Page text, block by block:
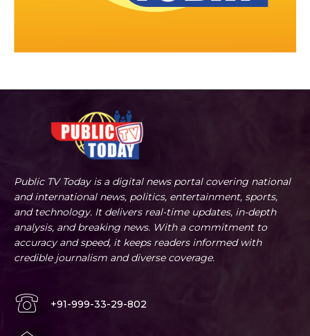
Public TV Today is a digital news portal covering national
and international news, politics, entertainment, sports,
and technology. It delivers real-time updates, in-depth
analysis, and breaking news. With a commitment to
accuracy and speed, it keeps readers informed with
credible journalism and diverse coverage.
+91-999-33-29-802